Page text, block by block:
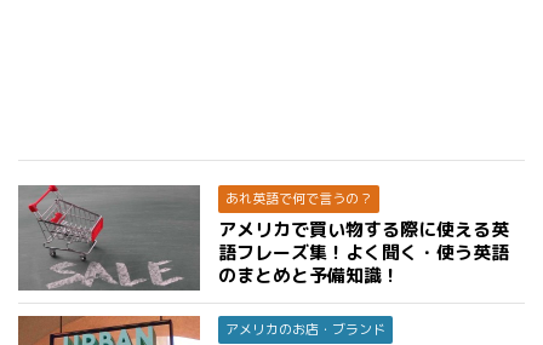
あれ英語で何で言うの？
アメリカで買い物する際に使える英
語フレーズ集！よく聞く・使う英語
のまとめと予備知識！
アメリカのお店・ブランド